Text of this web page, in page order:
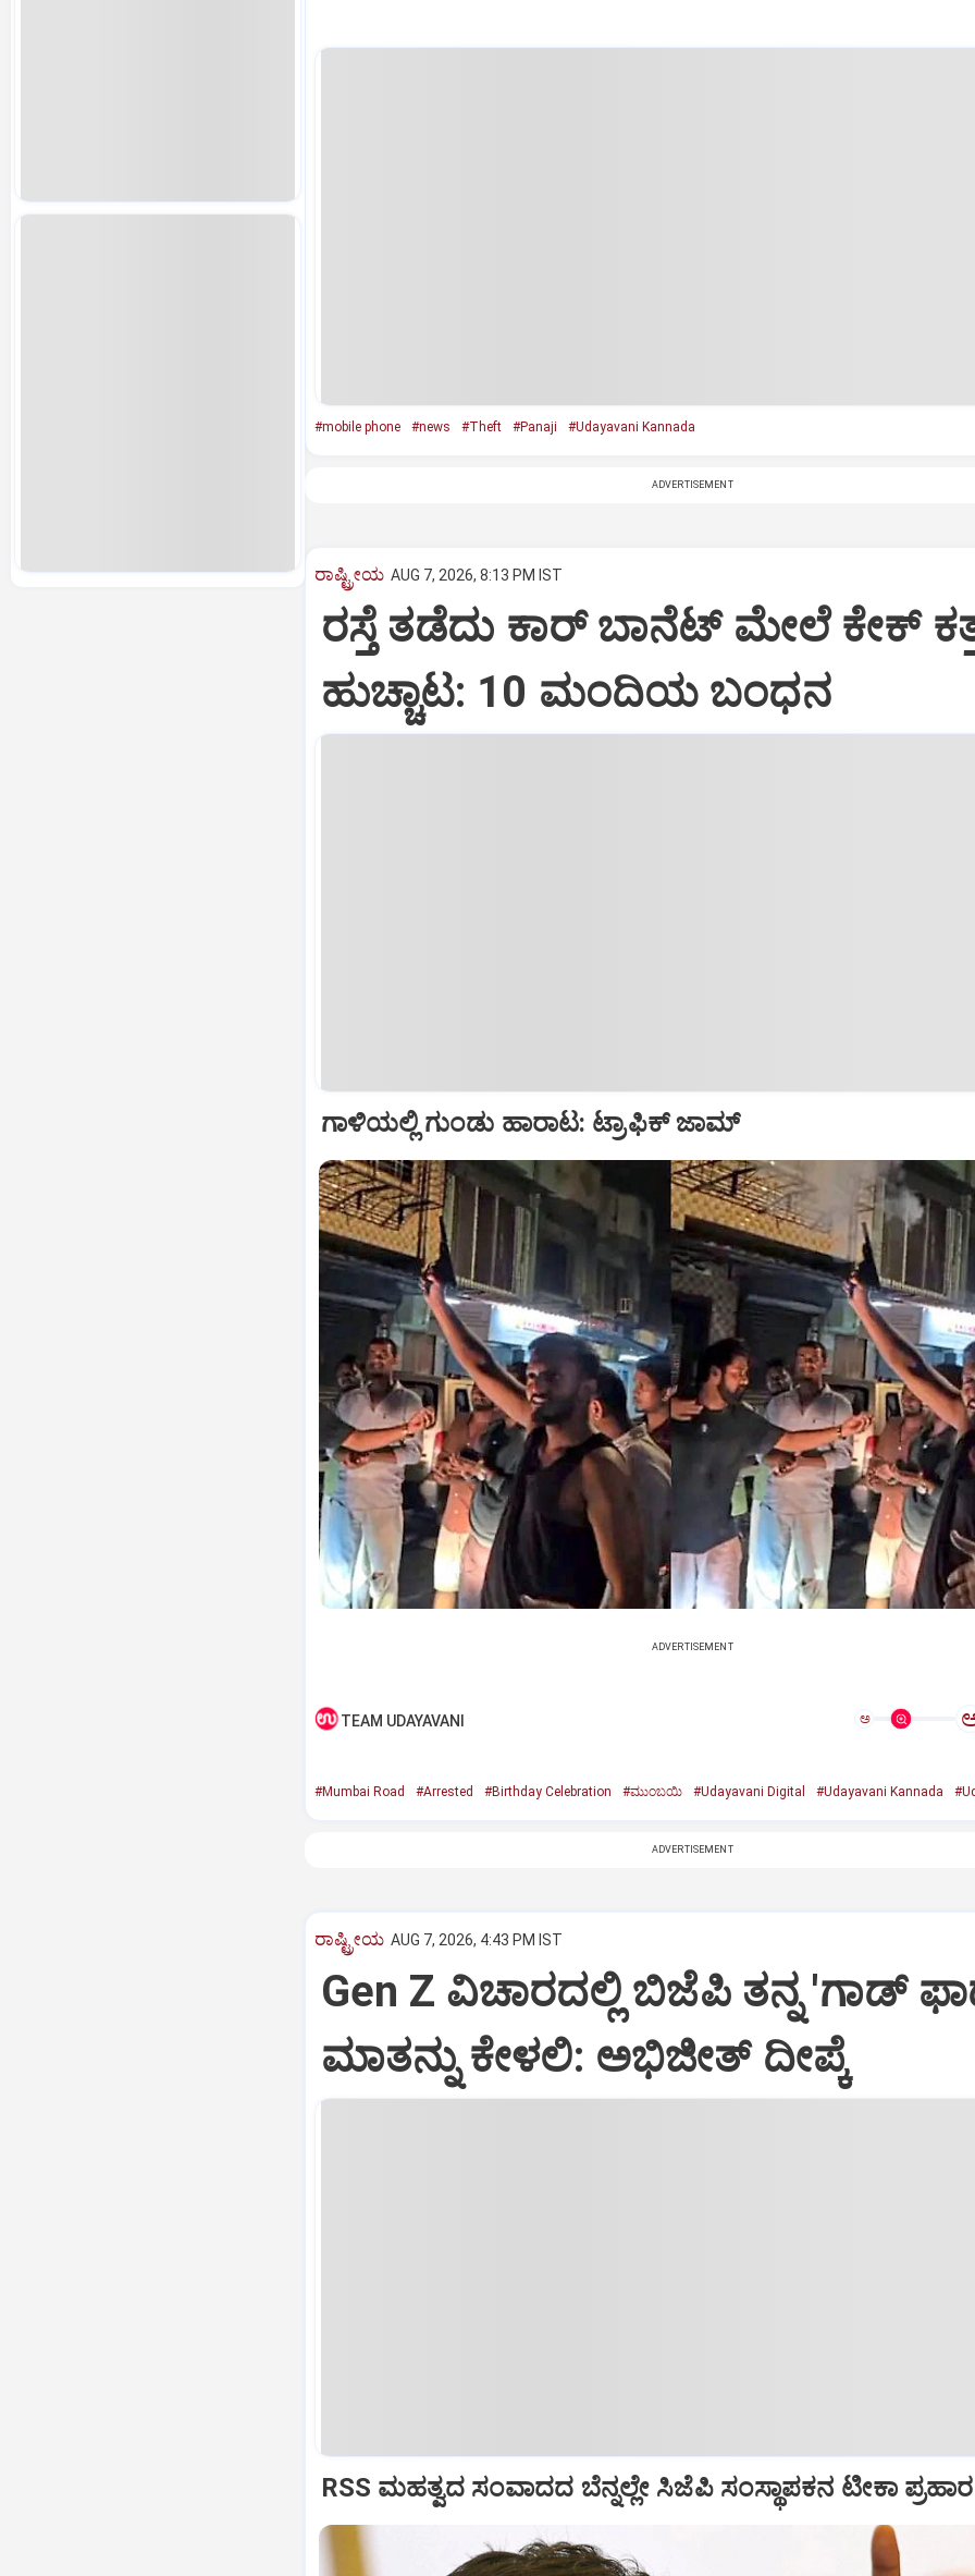
#mobile phone #news #Theft #Panaji #Udayavani Kannada
ADVERTISEMENT
ರಾಷ್ಟ್ರೀಯ AUG 7, 2026, 8:13 PM IST
ರಸ್ತೆ ತಡೆದು ಕಾರ್ ಬಾನೆಟ್ ಮೇಲೆ ಕೇಕ್
ಹುಚ್ಚಾಟ: 10 ಮಂದಿಯ ಬಂಧನ
ಗಾಳಿಯಲ್ಲಿ ಗುಂಡು ಹಾರಾಟ: ಟ್ರಾಫಿಕ್‌ ಜಾಮ್
ADVERTISEMENT
TEAM UDAYAVANI ಅ
#Mumbai Road #Arrested #Birthday Celebration #ಮುಂಬಯಿ #Udayavani Digital #Udayavani Kannada
ADVERTISEMENT
ರಾಷ್ಟ್ರೀಯ AUG 7, 2026, 4:43 PM IST
Gen Z ವಿಚಾರದಲ್ಲಿ ಬಿಜೆಪಿ ತನ್ನ 'ಗಾಡ್
ಮಾತನ್ನು ಕೇಳಲಿ: ಅಭಿಜೀತ್ ದೀಪ್ಕೆ
RSS ಮಹತ್ವದ ಸಂವಾದದ ಬೆನ್ನಲ್ಲೇ ಸಿಜೆಪಿ ಸಂಸ್ಥಾಪಕನ ಟೀಕಾ ಪ್ರಹಾರ